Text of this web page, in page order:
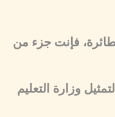
فإنت جزء من
وزارة التعليم